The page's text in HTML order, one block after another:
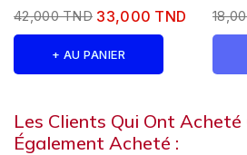
42,000 TND 33,000 TND
+ AU PANIER
Les Clients Qui Ont
Également Acheté :